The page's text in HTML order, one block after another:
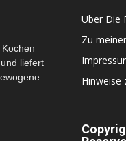
liefert
Über Die
Zu
Hinweise